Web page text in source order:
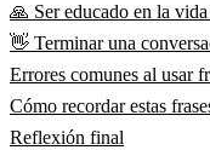
🙏 Ser educado en la
👋 Terminar una
Errores comunes al usar
Cómo recordar estas
Reflexión final